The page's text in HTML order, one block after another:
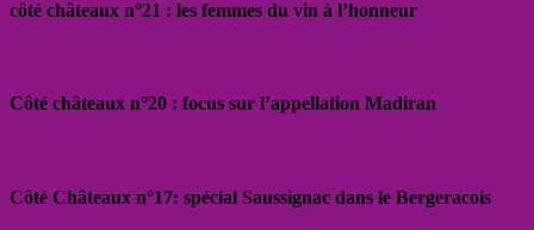
côté châteaux n°21 : les femmes du vin à l’honneur
Côté châteaux n°20 : focus sur l’appellation Madiran
Côté Châteaux n°17: spécial Saussignac dans le Bergeracois